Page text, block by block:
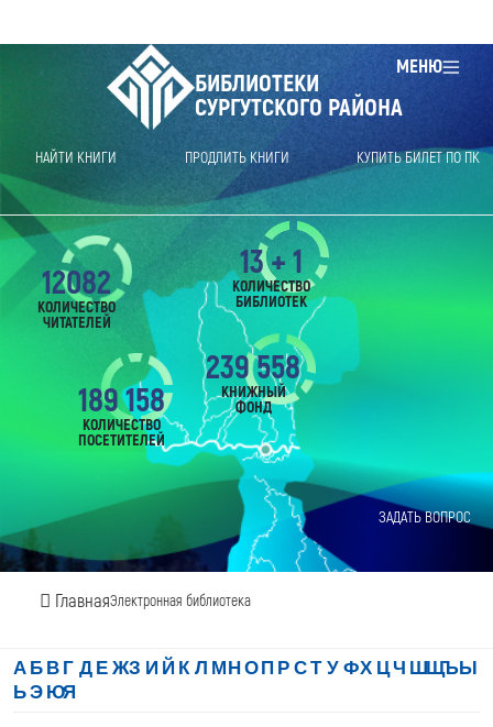
МЕНЮ
БИБЛИОТЕКИ
СУРГУТСКОГО РАЙОНА
НАЙТИ КНИГИ ПРОДЛИТЬ КНИГИ КУПИТЬ БИЛЕТ ПО ПК
ЗАДАТЬ ВОПРОС
ГлавнаяЭлектронная библиотека
12082
КОЛИЧЕСТВО
ЧИТАТЕЛЕЙ
189 158
КОЛИЧЕСТВО
ПОСЕТИТЕЛЕЙ
239 558
КНИЖНЫЙ
ФОНД
13 + 1
КОЛИЧЕСТВО
БИБЛИОТЕК
АБВГ ДЕЖЗ И Й К Л МНОП РСТ УФХ ЦЧ ШЩЪЫ
ЬЭЮЯ